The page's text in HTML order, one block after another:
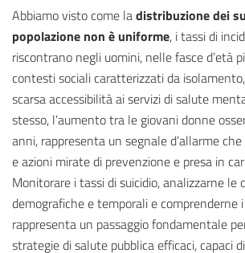
Abbiamo visto come ladistribuzione dei
popolazione non è uniforme, i tassi di
riscontrano negli uomini, nelle fasce d’età
contesti sociali caratterizzati da
scarsa accessibilità ai servizi di salute
stesso, l’aumento tra le giovani donne
anni, rappresenta un segnale d’allarme
e azioni mirate di prevenzione e presa in
Monitorare i tassi di suicidio, analizzarne le
demografiche e temporali e comprenderne
rappresenta un passaggio fondamentale
strategie di salute pubblica efficaci, capaci